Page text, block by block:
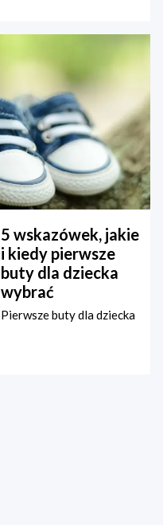
5 wskazówek, jakie
i kiedy pierwsze
buty dla dziecka
wybrać
Pierwsze buty dla dziecka